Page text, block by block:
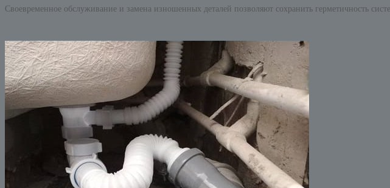
Своевременное обслуживание и замена изношенных деталей позволяют сохранить герметичность